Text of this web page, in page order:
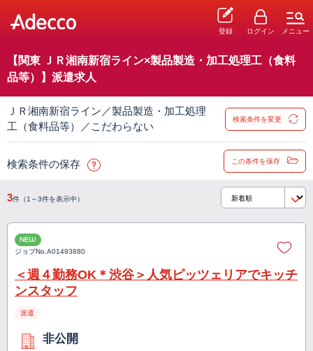
登録 ログイン メニュー
【関東 ＪＲ湘南新宿ライン×製品製造・加工処理工（食料
品等）】派遣求人
ＪＲ湘南新宿ライン／製品製造・加工処理
工（食料品等）／こだわらない
検索条件を変更
検索条件の保存 この条件を保存
3件（1～3件を表示中）
NEW
ジョブNo.A01493880
＜週４勤務OK＊渋谷＞人気ピッツェリアでキッチ
ンスタッフ
派遣
非公開